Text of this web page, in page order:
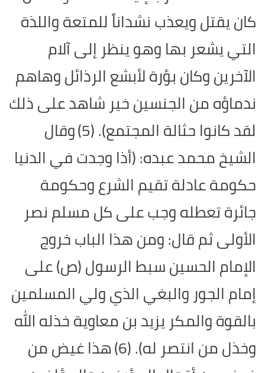
كان يقتل ويعذب نشداناً للمتعة واللذة
التي يشعر بها وهو ينظر إلى آلام
الآخرين وكان بؤرة لأبشع الرذائل وهاهم
ندماؤه من الجنسين خير شاهد على ذلك
لقد كانوا حثالة المجتمع). (5) وقال
الشيخ محمد عبده: (أذا وجدت في الدنيا
حكومة عادلة تقيم الشرع وحكومة
جائرة تعطله وجب على كل مسلم نصر
الأولى ثم قال: ومن هذا الباب خروج
الإمام الحسين سبط الرسول (ص) على
إمام الجور والبغي الذي ولي المسلمين
بالقوة والمكر يزيد بن معاوية خذله الله
وخذل من انتصر له). (6) هذا غيض من